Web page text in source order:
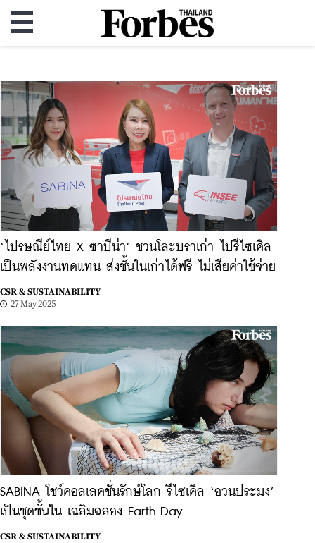
‘ไปรษณีย์ไทย X ซาบีน่า’ ชวนโละบราเก่า ไปรีไซเคิล
เป็นพลังงานทดแทน ส่งชั้นในเก่าได้ฟรี ไม่เสียค่าใช้จ่าย
CSR & SUSTAINABILITY
27 May 2025
SABINA โชว์คอลเลคชั่นรักษ์โลก รีไซเคิล ‘อวนประมง’
เป็นชุดชั้นใน เฉลิมฉลอง Earth Day
CSR & SUSTAINABILITY